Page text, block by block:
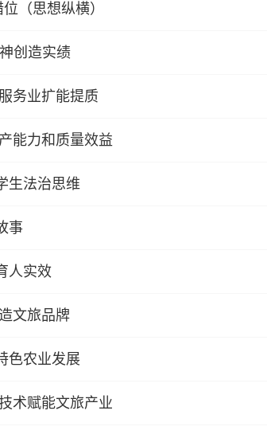
（思想纵横）
创造实绩
务业扩能提质
能力和质量效益
生法治思维
事
人实效
文旅品牌
色农业发展
术赋能文旅产业